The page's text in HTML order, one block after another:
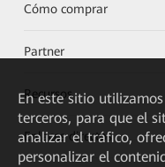
Cómo comprar
Partner
Recursos
Enlaces directos
En este sitio
terceros, para que el
analizar el tráfico,
personalizar el